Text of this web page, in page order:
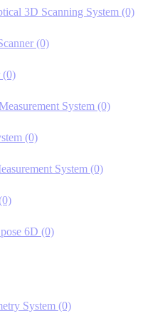
3D Scanning System (0)
(0)
(0)
System (0)
(0)
System (0)
6D (0)
System (0)